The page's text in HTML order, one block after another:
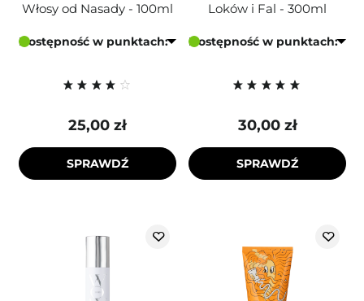
Włosy od Nasady - 100ml
Dostępność w punktach:
25,00 zł
SPRAWDŹ
Loków i Fal - 300ml
Dostępność w punktach:
30,00 zł
SPRAWDŹ